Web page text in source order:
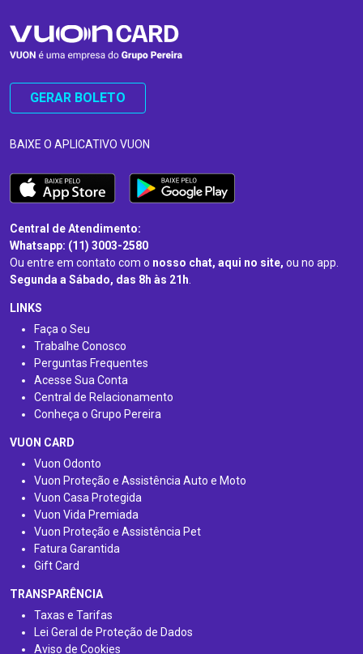
GERAR BOLETO
BAIXE O APLICATIVO VUON
Central de Atendimento:
Whatsapp: (11) 3003-2580
Ou entre em contato com o nosso chat, aqui no site, ou no app.
Segunda a Sábado, das 8h às 21h.
LINKS
Faça o Seu
Trabalhe Conosco
Perguntas Frequentes
Acesse Sua Conta
Central de Relacionamento
Conheça o Grupo Pereira
VUON CARD
Vuon Odonto
Vuon Proteção e Assistência Auto e Moto
Vuon Casa Protegida
Vuon Vida Premiada
Vuon Proteção e Assistência Pet
Fatura Garantida
Gift Card
TRANSPARÊNCIA
Taxas e Tarifas
Lei Geral de Proteção de Dados
Aviso de Cookies